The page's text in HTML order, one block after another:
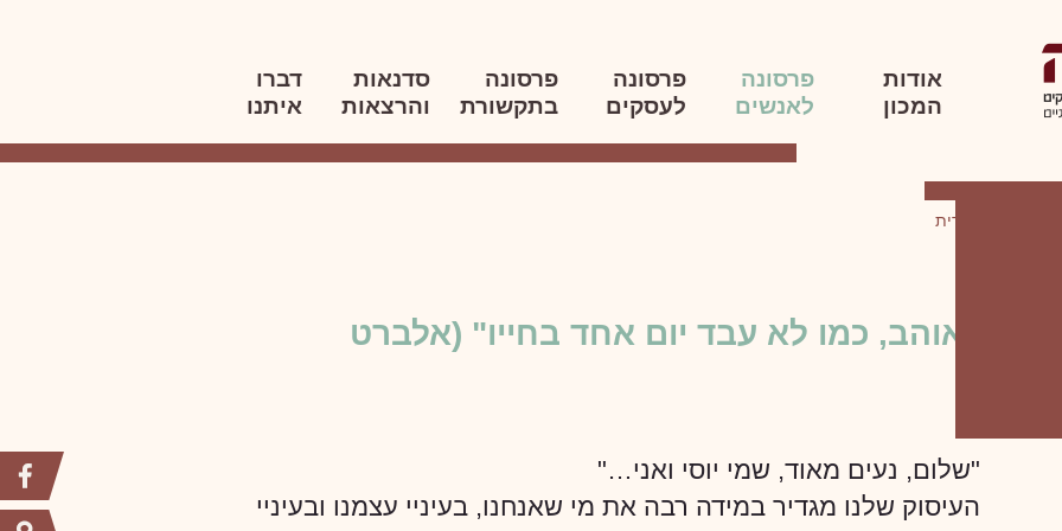
אודות
המכון
פרסונה
לאנשים
פרסונה
לעסקים
פרסונה
בתקשורת
סדנאות
והרצאות
דברו
איתנו
לימודית
אוהב, כמו לא עבד יום אחד בחייו" (אלברט
"שלום, נעים מאוד, שמי יוסי ואני…"
העיסוק שלנו מגדיר במידה רבה את מי שאנחנו, בעיניי עצמנו ובעיניי